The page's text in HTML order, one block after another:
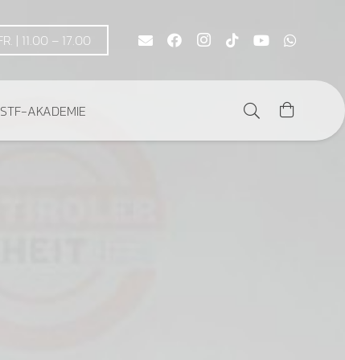
DI.-FR. | 11.00 – 17.00
STF-AKADEMIE